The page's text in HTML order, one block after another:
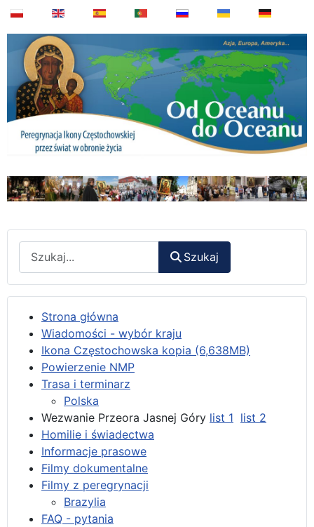
Szukaj
Strona główna
Wiadomości - wybór kraju
Ikona Częstochowska kopia (6,638MB)
Powierzenie NMP
Trasa i terminarz
Polska
Wezwanie Przeora Jasnej Góry list 1 list 2
Homilie i świadectwa
Informacje prasowe
Filmy dokumentalne
Filmy z peregrynacji
Brazylia
FAQ - pytania